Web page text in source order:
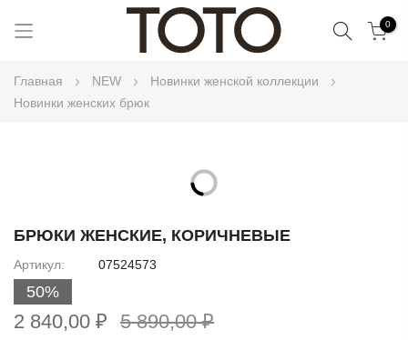
Поиск0
Главная NEW
Новинки женской коллекции
Новинки женских брюк
end
of
the
images
gallery
to
beginning
the
БРЮКИ ЖЕНСКИЕ, КОРИЧНЕВЫЕ
Артикул 07524573
50%
2 840,00 ₽ 5 890,00 ₽